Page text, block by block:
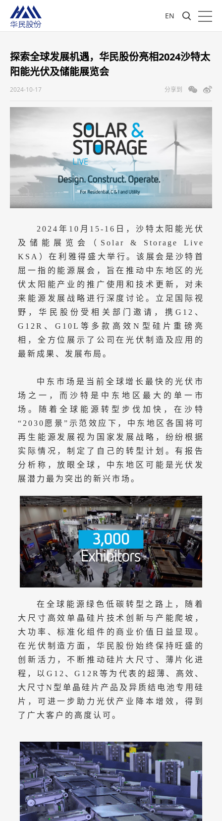
EN
探索全球发展机遇，华民股份亮相2024沙特太
阳能光伏及储能展览会
2024-10-17 分享到
2024年10月15-16日，沙特太阳能光伏
及储能展览会（Solar & Storage Live
KSA）在利雅得盛大举行。该展会是沙特首
屈一指的能源展会，旨在推动中东地区的光
伏太阳能产业的推广使用和技术更新，对未
来能源发展战略进行深度讨论。立足国际视
野，华民股份受相关部门邀请，携G12、
G12R、G10L等多款高效N型硅片重磅亮
相，全方位展示了公司在光伏制造及应用的
最新成果、发展布局。
中东市场是当前全球增长最快的光伏市
场之一，而沙特是中东地区最大的单一市
场。随着全球能源转型步伐加快，在沙特
“2030愿景”示范效应下，中东地区各国将可
再生能源发展视为国家发展战略，纷纷根据
实际情况，制定了自己的转型计划。有报告
分析称，放眼全球，中东地区可能是光伏发
展潜力最为突出的新兴市场。
在全球能源绿色低碳转型之路上，随着
大尺寸高效单晶硅片技术创新与产能爬坡，
大功率、标准化组件的商业价值日益显现。
在光伏制造方面，华民股份始终保持旺盛的
创新活力，不断推动硅片大尺寸、薄片化进
程，以G12、G12R等为代表的超薄、高效、
大尺寸N型单晶硅片产品及异质结电池专用硅
片，可进一步助力光伏产业降本增效，得到
了广大客户的高度认可。